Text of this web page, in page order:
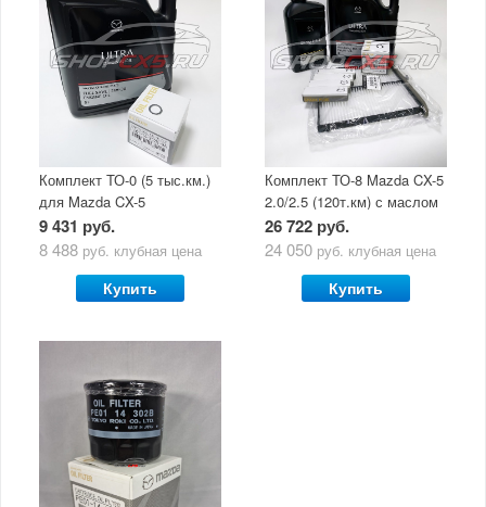
Комплект ТО-0 (5 тыс.км.)
для Mazda CX-5
(двигатель 2.0/2.5) с
маслом Mazda Original Oil
9 431 руб.
8 488 руб. клубная цена
Купить
Комплект ТО-8 Mazda CX-5
2.0/2.5 (120т.км) с маслом
Mazda Original Oil Ultra
5W30
26 722 руб.
24 050 руб. клубная цена
Купить